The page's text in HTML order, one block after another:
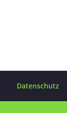
Datenschutz